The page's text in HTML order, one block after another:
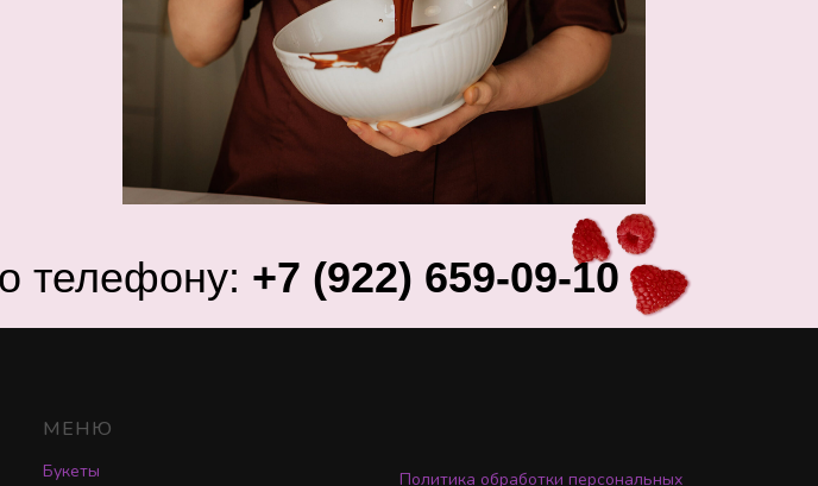
телефону: +7 (922) 659-09-10
МЕНЮ
Букеты
Политика обработки персональных